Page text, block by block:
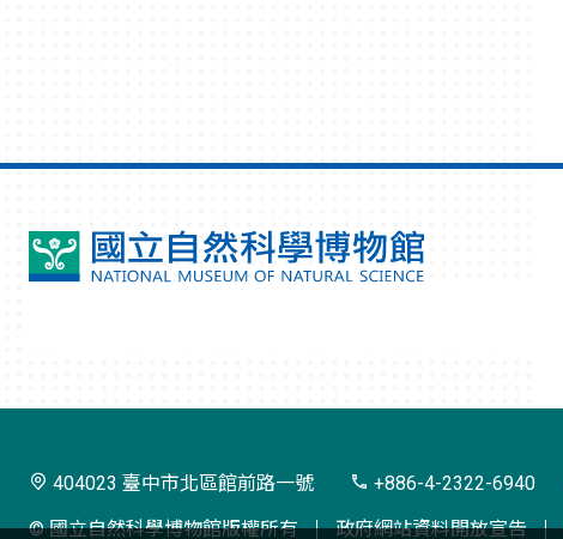
國
404023 臺中市北區館前路一號 +886-4-2322-6940
© 國立自然科學博物館版權所有
政府網站資料開放宣告